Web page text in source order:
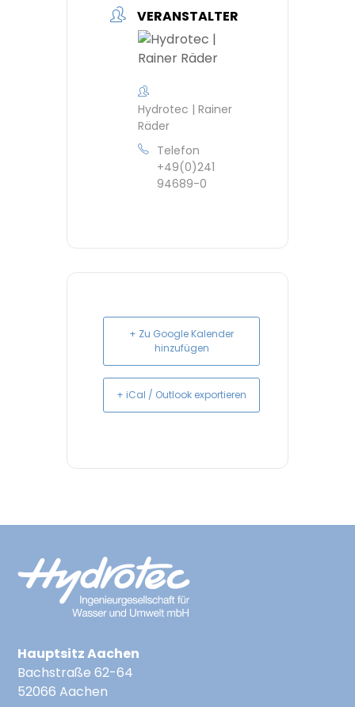
VERANSTALTER
Hydrotec | Rainer
Räder
Telefon
+49(0)241
94689-0
+ Zu Google Kalender
hinzufügen
+ iCal / Outlook exportieren
Hauptsitz Aachen
Bachstraße 62-64
52066 Aachen